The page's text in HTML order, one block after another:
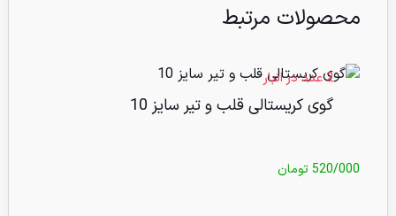
محصولات مرتبط
2 عدد در انبار
گوی کریستالی قلب و تیر سایز 10
520/000تومان